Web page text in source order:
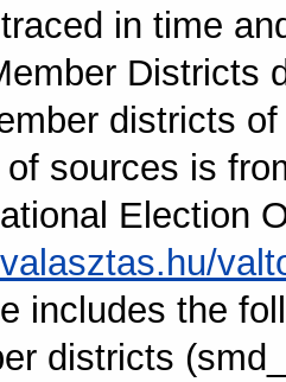
in time
Districts
districts
sources is
Election
includes the
districts